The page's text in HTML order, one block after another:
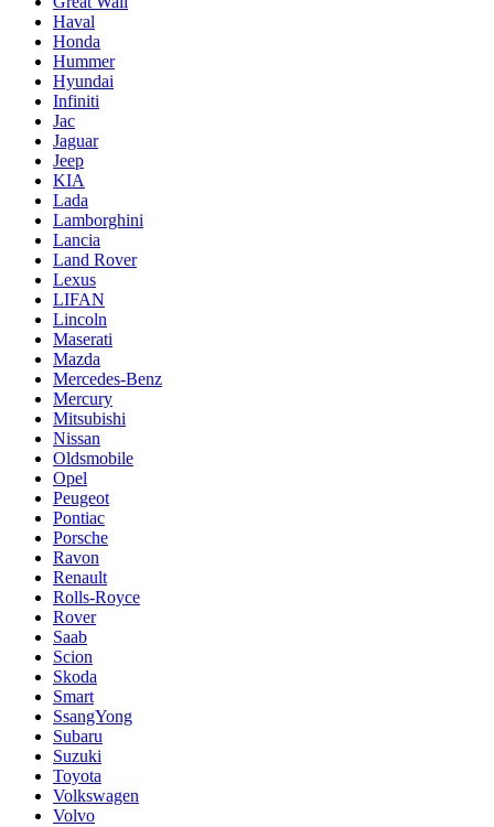
Haval
Honda
Hummer
Hyundai
Infiniti
Jac
Jaguar
Jeep
KIA
Lada
Lamborghini
Lancia
Land Rover
Lexus
LIFAN
Lincoln
Maserati
Mazda
Mercedes-Benz
Mercury
Mitsubishi
Nissan
Oldsmobile
Opel
Peugeot
Pontiac
Porsche
Ravon
Renault
Rolls-Royce
Rover
Saab
Scion
Skoda
Smart
SsangYong
Subaru
Suzuki
Toyota
Volkswagen
Volvo